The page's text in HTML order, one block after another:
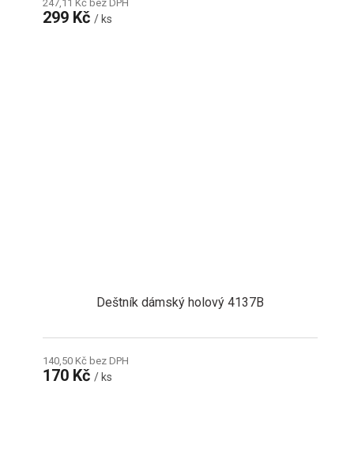
247,11 Kč bez DPH
299 Kč/ ks
Deštník dámský holový 4137B
140,50 Kč bez DPH
170 Kč/ ks